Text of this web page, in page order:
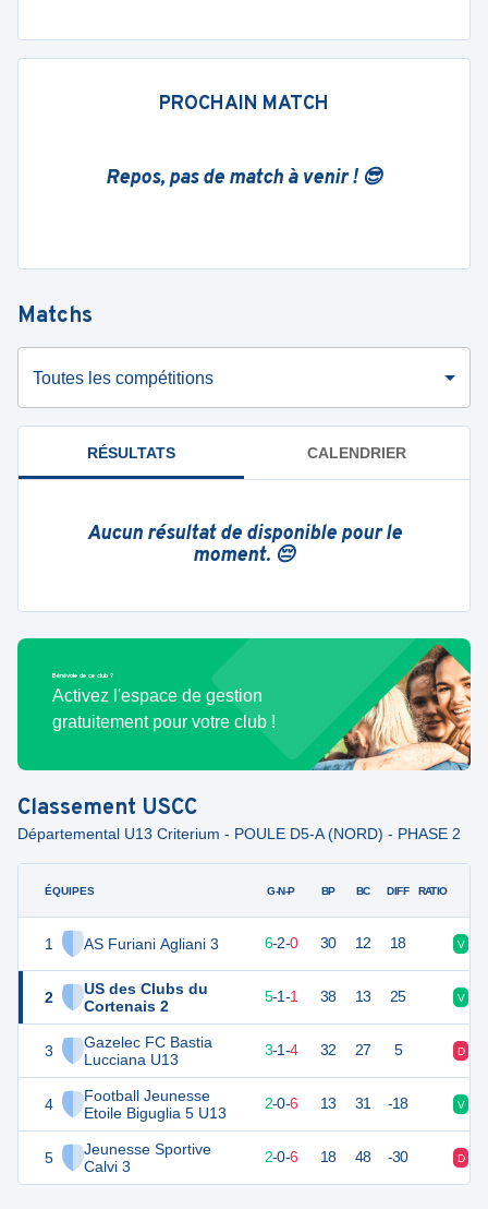
PROCHAIN MATCH
Repos, pas de match à venir ! 😎
Matchs
Toutes les compétitions
RÉSULTATS CALENDRIER
Aucun résultat de disponible pour le
moment. 😔
Bénévole de ce club ?
Activez l'espace de gestion
gratuitement pour votre club !
Classement USCC
Départemental U13 Criterium - POULE D5-A (NORD) - PHASE 2
ÉQUIPES
1 AS Furiani Agliani 3
2
US des Clubs du
Cortenais 2
3
Gazelec FC Bastia
Lucciana U13
4
Football Jeunesse
Etoile Biguglia 5 U13
5
Jeunesse Sportive
Calvi 3
G-N-P BP BC DIFF RATIO
28 6-2-0 30 12 18 V
23 5-1-1 38 13 25 V
18 3-1-4 32 27 5 D
14 2-0-6 13 31 -18 V
14 2-0-6 18 48 -30 D